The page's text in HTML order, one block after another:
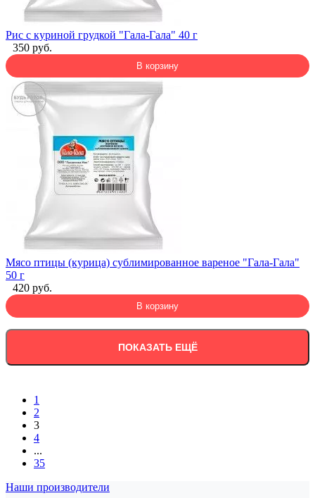
Рис с куриной грудкой "Гала-Гала" 40 г
350 руб.
В корзину
Мясо птицы (курица) сублимированное вареное "Гала-Гала"
50 г
420 руб.
В корзину
ПОКАЗАТЬ ЕЩЁ
1
2
3
4
...
35
Наши производители